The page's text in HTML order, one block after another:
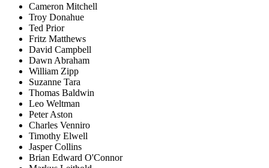
Cameron Mitchell
Troy Donahue
Ted Prior
Fritz Matthews
David Campbell
Dawn Abraham
William Zipp
Suzanne Tara
Thomas Baldwin
Leo Weltman
Peter Aston
Charles Venniro
Timothy Elwell
Jasper Collins
Brian Edward O'Connor